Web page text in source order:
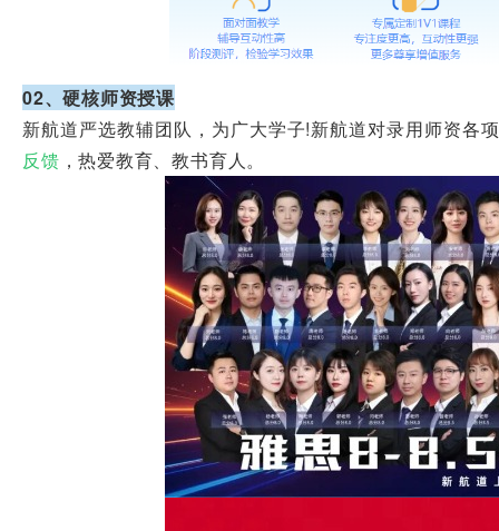
02、硬核师资授课
新航道严选教辅团队，为广大学子!新航道对录用师资各
反馈 ，热爱教育、教书育人。